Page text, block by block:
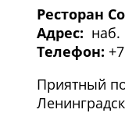
Ресторан
Адрес: наб.
Телефон:
Приятный